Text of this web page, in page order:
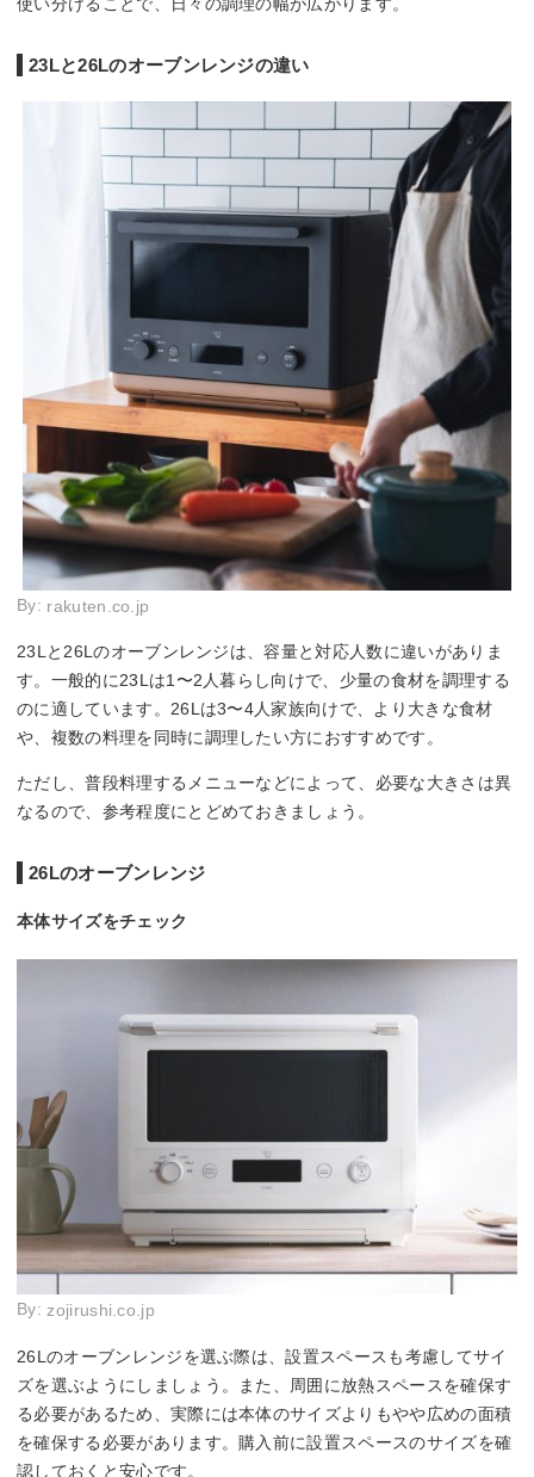
23Lと26Lのオーブンレンジの違い
By: rakuten.co.jp
23Lと26Lのオーブンレンジは、容量と対応人数に違いがありま
す。一般的に23Lは1〜2人暮らし向けで、少量の食材を調理する
のに適しています。26Lは3〜4人家族向けで、より大きな食材
や、複数の料理を同時に調理したい方におすすめです。
ただし、普段料理するメニューなどによって、必要な大きさは異
なるので、参考程度にとどめておきましょう。
26Lのオーブンレンジ
本体サイズをチェック
By: zojirushi.co.jp
26Lのオーブンレンジを選ぶ際は、設置スペースも考慮してサイ
ズを選ぶようにしましょう。また、周囲に放熱スペースを確保す
る必要があるため、実際には本体のサイズよりもやや広めの面積
を確保する必要があります。購入前に設置スペースのサイズを確
認しておくと安心です。